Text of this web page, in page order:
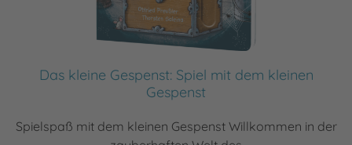
Das kleine Gespenst: Spiel mit dem kleinen
Gespenst
Spielspaß mit dem kleinen Gespenst Willkommen in der